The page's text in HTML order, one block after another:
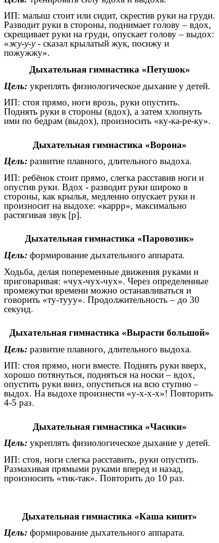
ИП: малыш стоит или сидит, скрестив руки на груди.
Разводит руки в стороны, поднимает голову – вдох,
скрещивает руки на груди, опускает голову – выдох:
«жу-у-у- сказал крылатый жук, посижу и
пожужжу».
Дыхательная гимнастика «Петушок»
Цель: укреплять физиологическое дыхание у детей.
ИП: стоя прямо, ноги врозь, руки опустить.
Поднять руки в стороны (вдох), а затем хлопнуть
ими по бедрам (выдох), произносить «ку-ка-ре-ку».
Дыхательная гимнастика «Ворона»
Цель: развитие плавного, длительного выдоха.
ИП: ребёнок стоит прямо, слегка расставив ноги и
опустив руки. Вдох - разводит руки широко в
стороны, как крылья, медленно опускает руки и
произносит на выдохе: «каррр», максимально
растягивая звук [р].
Дыхательная гимнастика «Паровозик»
Цель: формирование дыхательного аппарата.
Ходьба, делая попеременные движения руками и
приговаривая: «чух-чух-чух». Через определенные
промежутки времени можно останавливаться и
говорить «ту-тууу». Продолжительность – до 30
секунд.
Дыхательная гимнастика «Вырасти большой»
Цель: развитие плавного, длительного выдоха.
ИП: стоя прямо, ноги вместе. Поднять руки вверх,
хорошо потянуться, подняться на носки – вдох,
опустить руки вниз, опуститься на всю ступню –
выдох. На выдохе произнести «у-х-х-х»! Повторить
4-5 раз.
Дыхательная гимнастика «Часики»
Цель: укреплять физиологическое дыхание у детей.
ИП: стоя, ноги слегка расставить, руки опустить.
Размахивая прямыми руками вперед и назад,
произносить «тик-так». Повторить до 10 раз.
Дыхательная гимнастика «Каша кипит»
Цель: формирование дыхательного аппарата.